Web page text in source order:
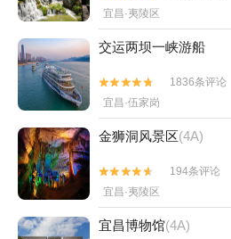
宜昌·夷陵区
交运两坝一峡游船


1836条评论
宜昌·伍家岗
金狮洞风景区(4A)


194条评论
宜昌·夷陵区
宜昌博物馆(4A)